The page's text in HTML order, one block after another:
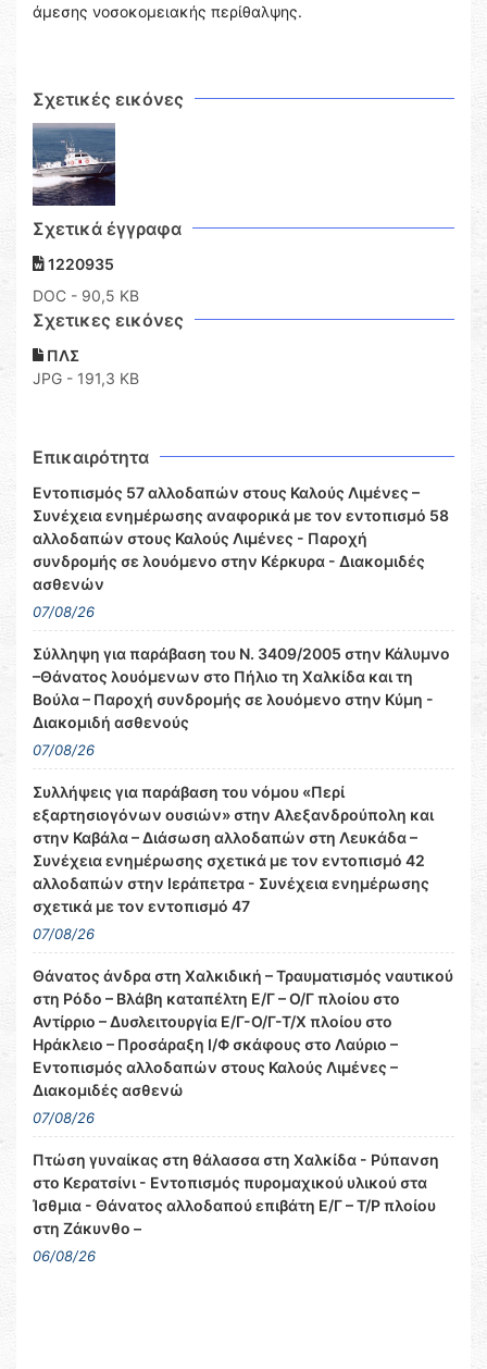
άμεσης νοσοκομειακής περίθαλψης.
Σχετικές εικόνες
Σχετικά έγγραφα
1220935
DOC - 90,5 KB
Σχετικες εικόνες
ΠΛΣ
JPG - 191,3 KB
Επικαιρότητα
Εντοπισμός 57 αλλοδαπών στους Καλούς Λιμένες –
Συνέχεια ενημέρωσης αναφορικά με τον εντοπισμό 58
αλλοδαπών στους Καλούς Λιμένες - Παροχή
συνδρομής σε λουόμενο στην Κέρκυρα - Διακομιδές
ασθενών
07/08/26
Σύλληψη για παράβαση του Ν. 3409/2005 στην Κάλυμνο
–Θάνατος λουόμενων στο Πήλιο τη Χαλκίδα και τη
Βούλα – Παροχή συνδρομής σε λουόμενο στην Κύμη -
Διακομιδή ασθενούς
07/08/26
Συλλήψεις για παράβαση του νόμου «Περί
εξαρτησιογόνων ουσιών» στην Αλεξανδρούπολη και
στην Καβάλα – Διάσωση αλλοδαπών στη Λευκάδα –
Συνέχεια ενημέρωσης σχετικά με τον εντοπισμό 42
αλλοδαπών στην Ιεράπετρα - Συνέχεια ενημέρωσης
σχετικά με τον εντοπισμό 47
07/08/26
Θάνατος άνδρα στη Χαλκιδική – Τραυματισμός ναυτικού
στη Ρόδο – Βλάβη καταπέλτη Ε/Γ – Ο/Γ πλοίου στο
Αντίρριο – Δυσλειτουργία Ε/Γ-Ο/Γ-Τ/Χ πλοίου στο
Ηράκλειο – Προσάραξη Ι/Φ σκάφους στο Λαύριο –
Εντοπισμός αλλοδαπών στους Καλούς Λιμένες –
Διακομιδές ασθενώ
07/08/26
Πτώση γυναίκας στη θάλασσα στη Χαλκίδα - Ρύπανση
στο Κερατσίνι - Εντοπισμός πυρομαχικού υλικού στα
Ίσθμια - Θάνατος αλλοδαπού επιβάτη Ε/Γ – Τ/Ρ πλοίου
στη Ζάκυνθο –
06/08/26